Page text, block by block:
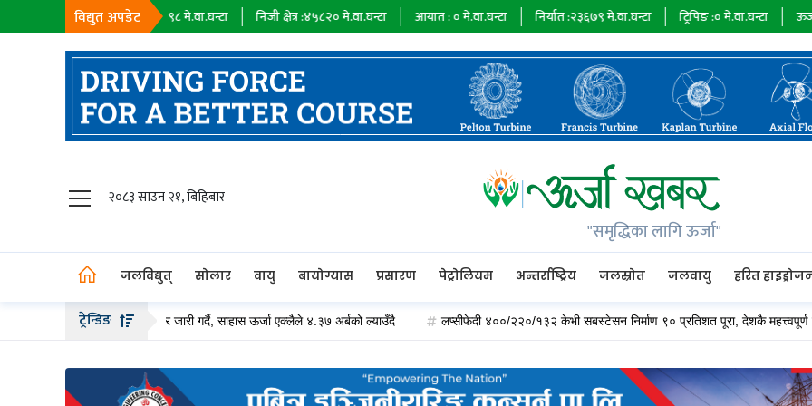
विद्युत अपडेट
सहायक कम्पनी :१८३९८मे.वा.घन्टा निजी क्षेत्र : ४५८२०मे.वा.घन्टा आयात : मे.वा.घन्टा निर्यात :२३६७९मे.वा.घन्टा ट्रिपिङ :० मे.वा.घन्टा ऊर्जा माग :
२०८३ साउन २१, बिहिबार
"समृद्धिका लागि ऊर्जा"
जलविद्युत् सोलार वायु बायोग्यास प्रसारण पेट्रोलियम अन्तर्राष्ट्रिय जलस्रोत जलवायु हरित
वायु
बायोग्यास
पेट्रोलियम
ट्रेन्डिङ
अर्ब बढीको हकप्रद सेयर जारी गर्दै, साहास ऊर्जा एक्लैले ४.३७ अर्बको ल्याउँदै लप्सीफेदी ४००/२२०/१३२ केभी सबस्टेसन निर्माण ९० प्रतिशत पूरा, देशकै महत्त्वपूर्ण विद्युत् हब